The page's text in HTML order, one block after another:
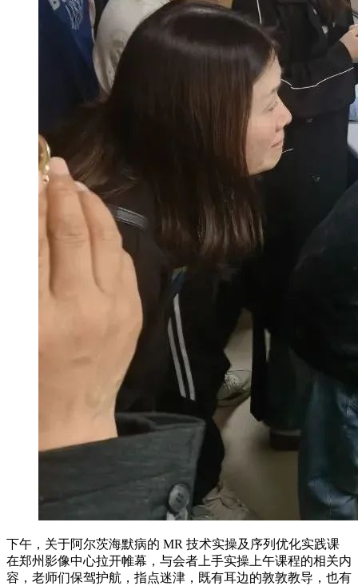
下午，关于阿尔茨海默病的 MR 技术实操及序列优化实践课
在郑州影像中心拉开帷幕，与会者上手实操上午课程的相关内
容，老师们保驾护航，指点迷津，既有耳边的敦敦教导，也有